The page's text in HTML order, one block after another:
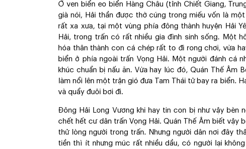
Ở ven biển eo biển Hàng Châu (tỉnh Chiết Giang,
già nói, Hải thần được thờ cúng trong miếu vốn là
rất xa xưa, tại một vùng phía đông thành huyện Hải
Hải, trong trấn có rất nhiều gia đình sinh sống. Một
hóa thân thành con cá chép rất to đi rong chơi, vừa
biển ở phía ngoài trấn Vọng Hải. Một người đánh cá
khúc chuẩn bị nấu ăn. Vừa hay lúc đó, Quán Thế Âm
làm nổi lên một trận gió đưa Tam Thái tử bay ra biển.
và quẩy đuôi bơi đi.
Đông Hải Long Vương khi hay tin con bị như vậy bèn
chết hết cư dân trấn Vọng Hải. Quán Thế Âm biết vậy
thử lòng người trong trấn. Nhưng người dân nơi đây
tiền thì ít nhưng múc rất nhiều dầu, có người lại